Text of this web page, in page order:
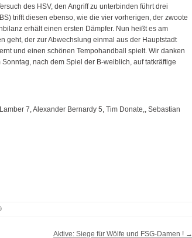
des HSV, den Angriff zu unterbinden führt drei
trifft diesen ebenso, wie die vier vorherigen, der zwoote
erhält einen ersten Dämpfer. Nun heißt es am
geht, der zur Abwechslung einmal aus der Hauptstadt
und einen schönen Tempohandball spielt. Wir danken
nach dem Spiel der B-weiblich, auf tatkräftige
7, Alexander Bernardy 5, Tim Donate,, Sebastian
Aktive: Siege für Wölfe und FSG-Damen ! →